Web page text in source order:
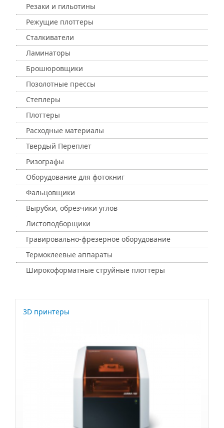
Резаки и гильотины
Режущие плоттеры
Сталкиватели
Ламинаторы
Брошюровщики
Позолотные прессы
Степлеры
Плоттеры
Расходные материалы
Твердый Переплет
Ризографы
Оборудование для фотокниг
Фальцовщики
Вырубки, обрезчики углов
Листоподборщики
Гравировально-фрезерное оборудование
Термоклеевые аппараты
Широкоформатные струйные плоттеры
3D принтеры